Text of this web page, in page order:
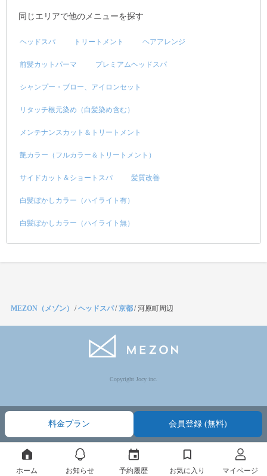
同じエリアで他のメニューを探す
ヘッドスパ トリートメント ヘアアレンジ
前髪カットパーマ プレミアムヘッドスパ
シャンプー・ブロー、アイロンセット
リタッチ根元染め（白髪染め含む）
メンテナンスカット＆トリートメント
艶カラー（フルカラー＆トリートメント）
サイドカット＆ショートスパ 髪質改善
白髪ぼかしカラー（ハイライト有）
白髪ぼかしカラー（ハイライト無）
料金プラン 会員登録 (無料)
MEZON（メゾン） /ヘッドスパ/京都/河原町周辺
Copyright Jocy inc.
ホーム お知らせ 予約履歴 お気に入り マイページ